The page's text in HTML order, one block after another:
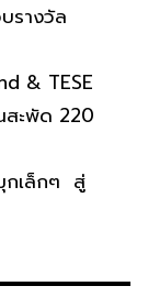
รางวัล
& TESE
สะพัด 220
กเล็กๆ สู่